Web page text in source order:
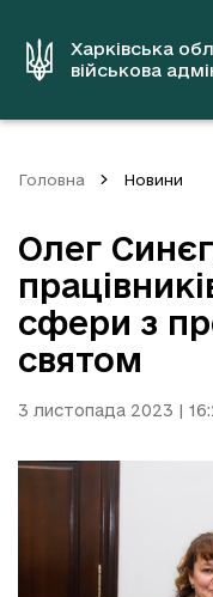
вмістуХарківська
військова
Головна Новини
Олег
сфери з
святом
3 листопада 2023 |